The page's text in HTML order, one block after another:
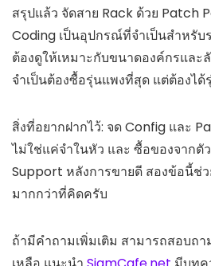
สรุปแล้ว จัดสาย Rack ด้วย Patch
Coding เป็นอุปกรณ์ที่จำเป็นสำหรับ
ต้องดูให้เหมาะกับขนาดองค์กรและ
จำเป็นต้องซื้อรุ่นแพงที่สุด แต่ต้องไ
สิ่งที่อยากฝากไว้: จด Config และ
ไม่ใช่แค่จำในหัว และ ซื้อของจาก
Support หลังการขายดี สองข้อนี้ช่
มากกว่าที่คิดครับ
ถ้ามีคำถามเพิ่มเติม สามารถสอบถา